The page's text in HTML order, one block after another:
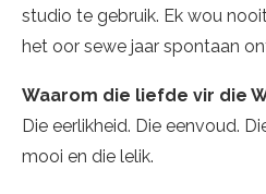
studio te gebruik. Ek wou
het oor sewe jaar spontaan
Waarom die liefde vir die
Die eerlikheid. Die eenvoud.
mooi en die lelik.